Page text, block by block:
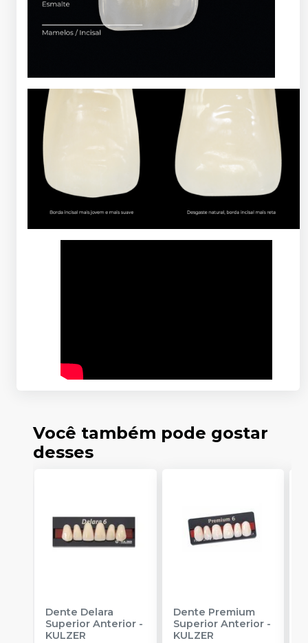
Você também pode gostar
desses
Dente Delara
Superior Anterior -
KULZER
Dente Premium
Superior Anterior-
KULZER